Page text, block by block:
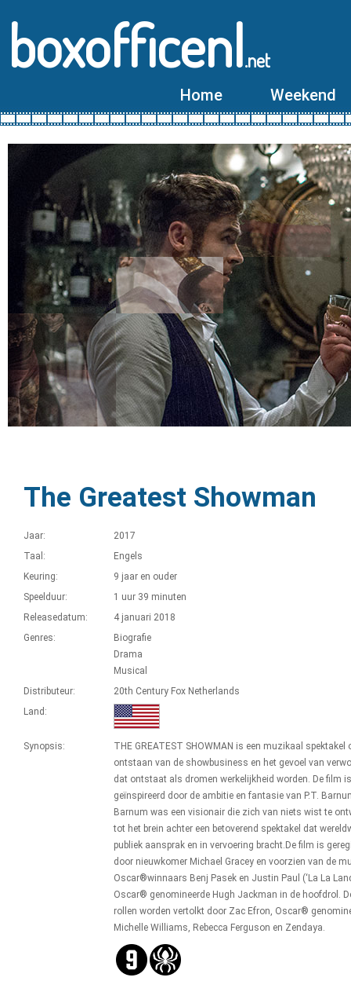
boxofficenl.net
Home Weekend
The Greatest Showman
Jaar:
2017
Taal:
Engels
Keuring:
9 jaar en ouder
Speelduur:
1 uur 39 minuten
Releasedatum:
4 januari 2018
Genres:
Biografie
Drama
Musical
Distributeur:
20th Century Fox Netherlands
Land:
Synopsis:
THE GREATEST SHOWMAN is een muzikaal spektakel
ontstaan van de showbusiness en het gevoel van
dat ontstaat als dromen werkelijkheid worden. De film is
geïnspireerd door de ambitie en fantasie van P.T.
Barnum was een visionair die zich van niets wist te
tot het brein achter een betoverend spektakel dat
publiek aansprak en in vervoering bracht.De film is
door nieuwkomer Michael Gracey en voorzien van de
Oscar®winnaars Benj Pasek en Justin Paul (‘La La
Oscar® genomineerde Hugh Jackman in de hoofdrol.
rollen worden vertolkt door Zac Efron, Oscar®
Michelle Williams, Rebecca Ferguson en Zendaya.